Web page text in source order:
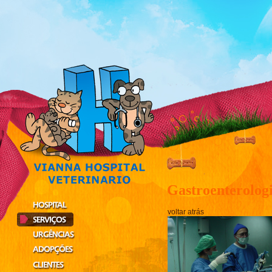
voltar atrás